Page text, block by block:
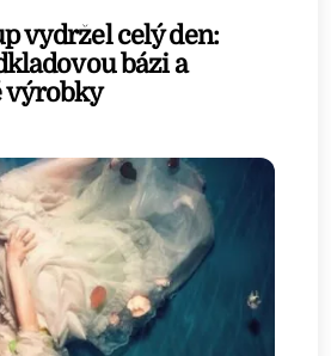
vydržel celý den:
bázi a
výrobky